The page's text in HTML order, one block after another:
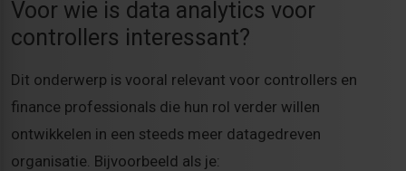
Voor wie is data analytics voor
controllers interessant?
Dit onderwerp is vooral relevant voor controllers en
finance professionals die hun rol verder willen
ontwikkelen in een steeds meer datagedreven
organisatie. Bijvoorbeeld als je: